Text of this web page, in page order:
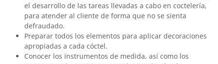
el desarrollo de las tareas llevadas a cabo en coctelería,
para atender al cliente de forma que no se sienta
defraudado.
Preparar todos los elementos para aplicar decoraciones
apropiadas a cada cóctel.
Conocer los instrumentos de medida, así como los